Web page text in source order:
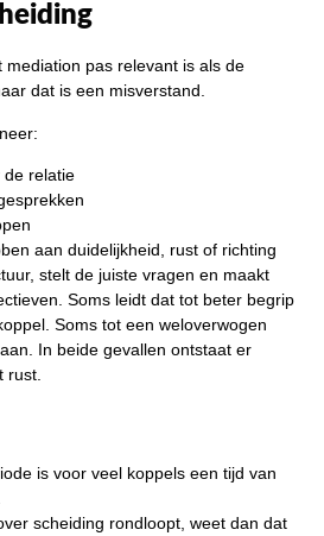
mediation pas relevant is als de
dat is een misverstand.
de relatie
aan duidelijkheid, rust of richting
stelt de juiste vragen en maakt
Soms leidt dat tot beter begrip
Soms tot een weloverwogen
In beide gevallen ontstaat er
rust.
is voor veel koppels een tijd van
scheiding rondloopt, weet dan dat